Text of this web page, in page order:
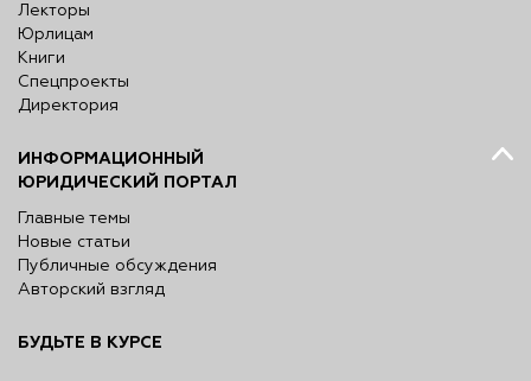
Лекторы
Юрлицам
Книги
Спецпроекты
Директория
ИНФОРМАЦИОННЫЙ
ЮРИДИЧЕСКИЙ ПОРТАЛ
Главные темы
Новые статьи
Публичные обсуждения
Авторский взгляд
БУДЬТЕ В КУРСЕ